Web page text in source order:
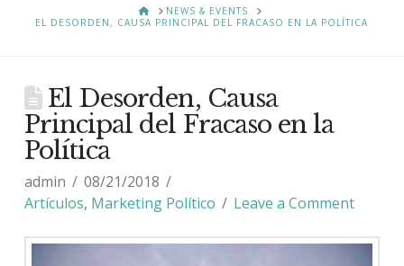
HOMENEWS & EVENTS
EL DESORDEN, CAUSA PRINCIPAL DEL FRACASO EN LA POLÍTICA
El Desorden, Causa
Principal del Fracaso en la
Política
admin
08/21/2018
Artículos, Marketing Político Leave a Comment